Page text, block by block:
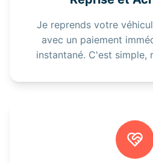
Je reprends votre
avec un paiement
instantané. C'est simple,